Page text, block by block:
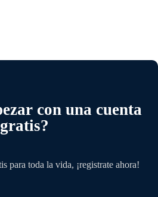
con una cuenta
gratis?
para toda la vida, ¡registrate ahora!